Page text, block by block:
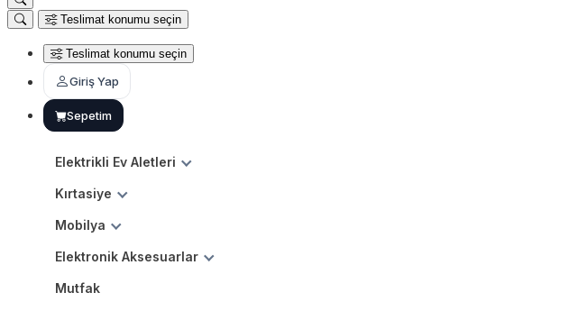
Teslimat konumu seçin
Teslimat konumu seçin
Giriş Yap
Sepetim
Elektrikli Ev Aletleri
Kırtasiye
Mobilya
Elektronik Aksesuarlar
Mutfak